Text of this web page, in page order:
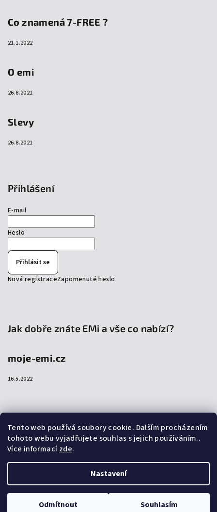
Tento web používá soubory cookie. Dalším procházením
tohoto webu vyjadřujete souhlas s jejich používáním..
Více informacízde.
Nastavení
Odmítnout Souhlasím
Co znamená 7-FREE ?
21.1.2022
O emi
26.8.2021
Slevy
26.8.2021
Přihlášení
E-mail
Heslo
Přihlásit se
Nová registraceZapomenuté heslo
Jak dobře znáte EMi a vše co nabízí?
moje-emi.cz
16.5.2022
Přijímáme online platby
Upravit nastavení cookies